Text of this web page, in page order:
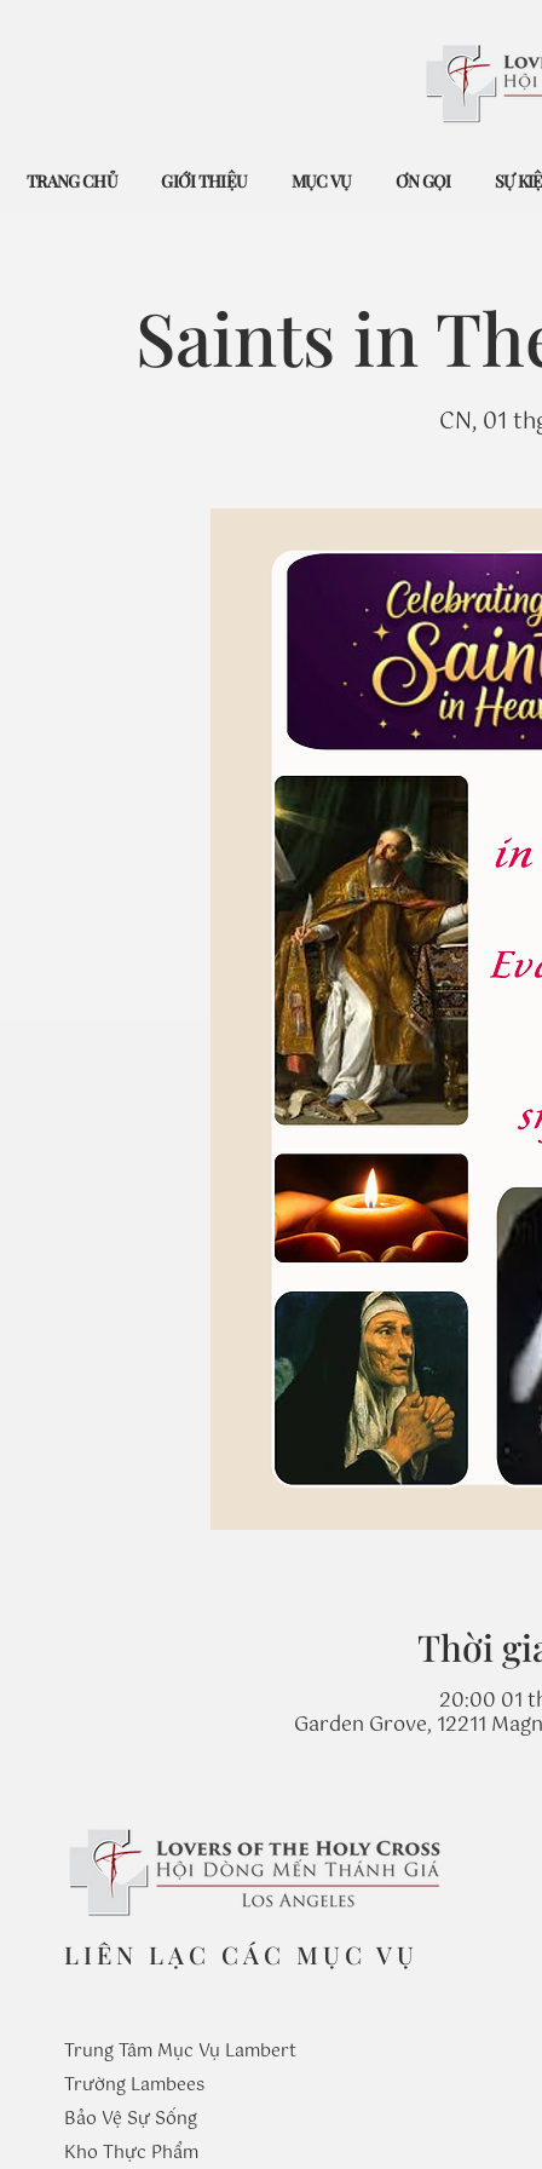
TRANG CHỦ GIỚI THIỆU MỤC VỤ ƠN GỌI SỰ
Saints in
CN, 01
Thời
20:00 01
Garden Grove, 12211
LIÊN LẠC CÁC MỤC VỤ
Trung Tâm Mục Vụ Lambert
Trường Lambees
Bảo Vệ Sự Sống
Kho Thực Phẩm